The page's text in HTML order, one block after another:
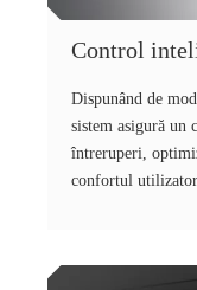
Control
Dispunând de
sistem asigură un
întreruperi,
confortul